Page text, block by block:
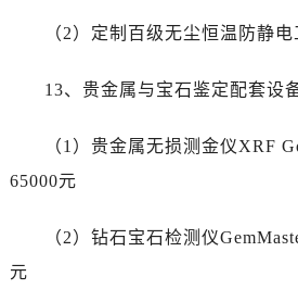
（2）定制百级无尘恒温防静
13、贵金属与宝石鉴定配套设
（1）贵金属无损测金仪XRF
65000元
（2）钻石宝石检测仪
元